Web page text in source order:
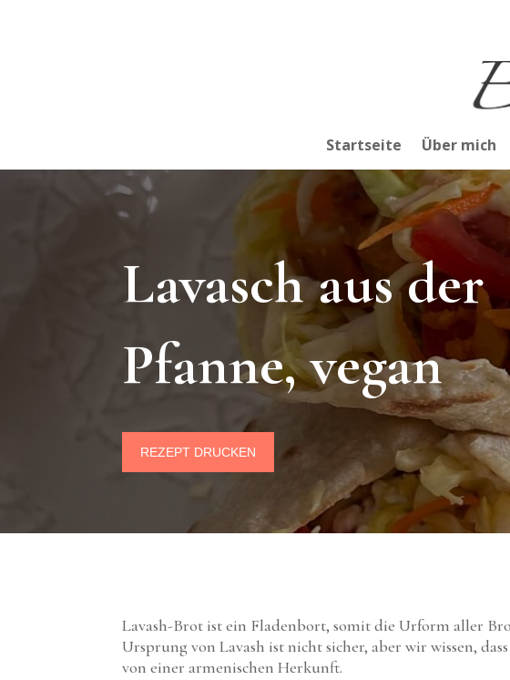
Startseite Über mich
Lavasch aus der
Pfanne, vegan
REZEPT DRUCKEN
Lavash-Brot ist ein Fladenbort, somit die Urform aller
Ursprung von Lavash ist nicht sicher, aber wir wissen,
von einer armenischen Herkunft.